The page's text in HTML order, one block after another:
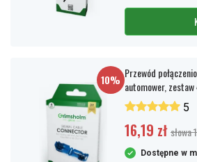
10% Przewód
automower,
5
16,19 zł słowa
Dostępne w